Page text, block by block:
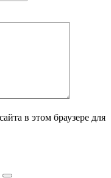
в этом браузере для